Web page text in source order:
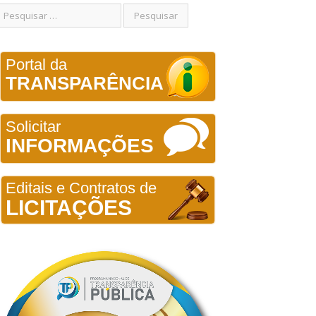
Portal da
TRANSPARÊNCIA
Solicitar
INFORMAÇÕES
Editais e Contratos de
LICITAÇÕES